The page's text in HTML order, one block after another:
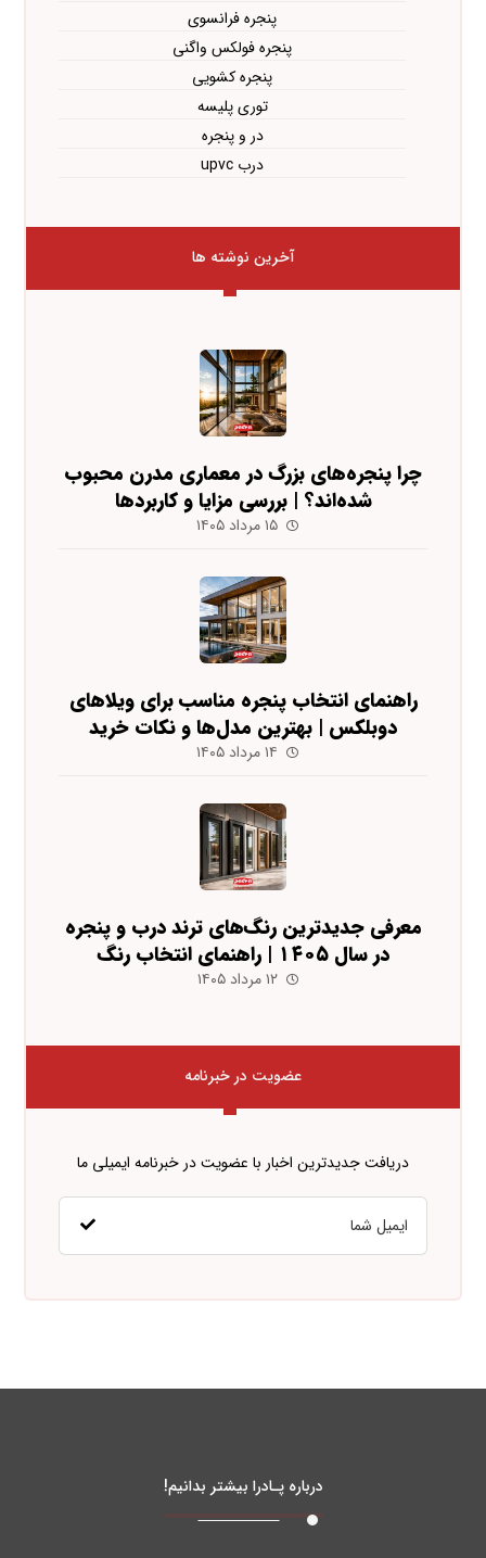
پنجره فرانسوی
پنجره فولکس واگنی
پنجره کشویی
توری پلیسه
در و پنجره
درب upvc
آخرین نوشته ها
چرا پنجره‌های بزرگ در معماری مدرن محبوب
شده‌اند؟ | بررسی مزایا و کاربردها
۱۵ مرداد ۱۴۰۵
راهنمای انتخاب پنجره مناسب برای ویلاهای
دوبلکس | بهترین مدل‌ها و نکات خرید
۱۴ مرداد ۱۴۰۵
معرفی جدیدترین رنگ‌های ترند درب و پنجره
در سال ۱۴۰۵ | راهنمای انتخاب رنگ
۱۲ مرداد ۱۴۰۵
عضویت در خبرنامه
دریافت جدیدترین اخبار با عضویت در خبرنامه ایمیلی ما
درباره پـادرا بیشتر بدانیم!